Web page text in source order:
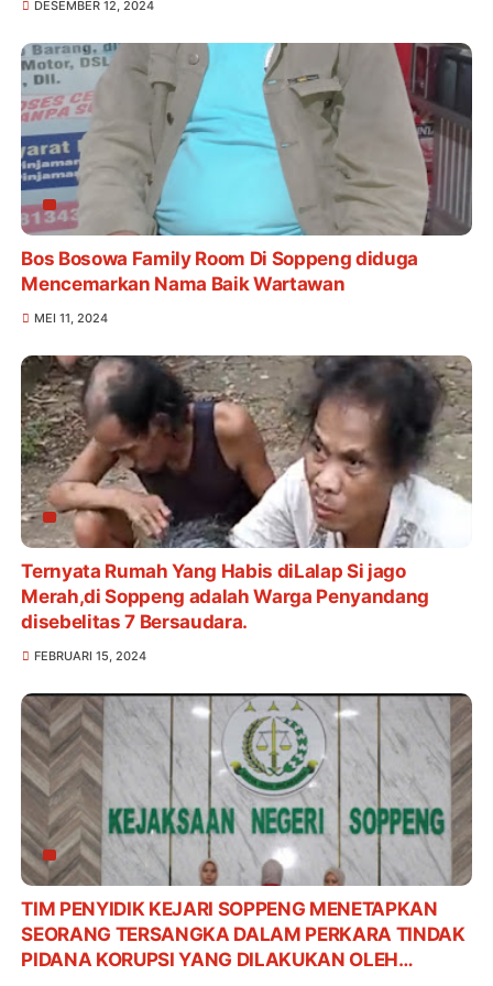
DESEMBER 12, 2024
Bos Bosowa Family Room Di Soppeng diduga
Mencemarkan Nama Baik Wartawan
MEI 11, 2024
Ternyata Rumah Yang Habis diLalap Si jago
Merah,di Soppeng adalah Warga Penyandang
disebelitas 7 Bersaudara.
FEBRUARI 15, 2024
TIM PENYIDIK KEJARI SOPPENG MENETAPKAN
SEORANG TERSANGKA DALAM PERKARA TINDAK
PIDANA KORUPSI YANG DILAKUKAN OLEH